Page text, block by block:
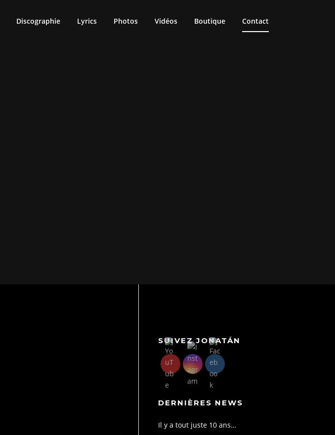
Discographie Lyrics Photos Vidéos Boutique Contact
SUIVEZ JONATÁN
DERNIÈRES NEWS
Il y a tout juste 10 ans…